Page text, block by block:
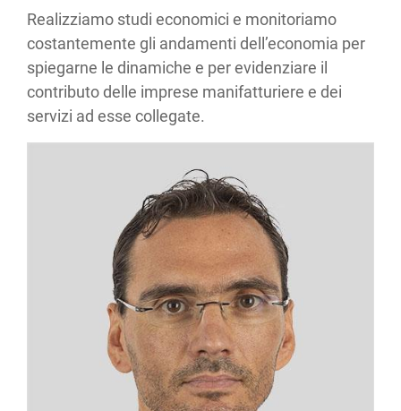
Realizziamo studi economici e monitoriamo
costantemente gli andamenti dell’economia per
spiegarne le dinamiche e per evidenziare il
contributo delle imprese manifatturiere e dei
servizi ad esse collegate.